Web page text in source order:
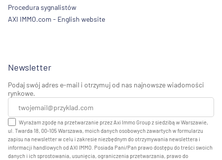
Procedura sygnalistów
AXI IMMO.com - English website
Newsletter
Podaj swój adres e-mail i otrzymuj od nas najnowsze wiadomości
rynkowe.
Wyrażam zgodę na przetwarzanie przez Axi Immo Group z siedzibą w Warszawie,
ul. Twarda 18, 00-105 Warszawa, moich danych osobowych zawartych w formularzu
zapisu na newsletter w celu i zakresie niezbędnym do otrzymywania newslettera i
informacji handlowych od AXI IMMO. Posiada Pani/Pan prawo dostępu do treści swoich
danych i ich sprostowania, usunięcia, ograniczenia przetwarzania, prawo do